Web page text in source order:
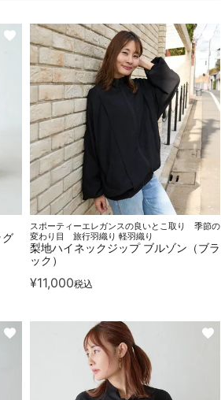
グ
スポーティーエレガンスの良いとこ取り 季節の
変わり目 旅行羽織り 軽羽織り
梨地ハイネックジップ ブルゾン（ブラ
ック）
¥11,000税込